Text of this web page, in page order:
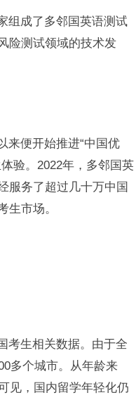
组成了多邻国英语测试
险测试领域的技术发
来便开始推进“中国优
验。2022年，多邻国英
服务了超过几十万中国
生市场。
考生相关数据。由于全
多个城市。从年龄来
见，国内留学年轻化仍